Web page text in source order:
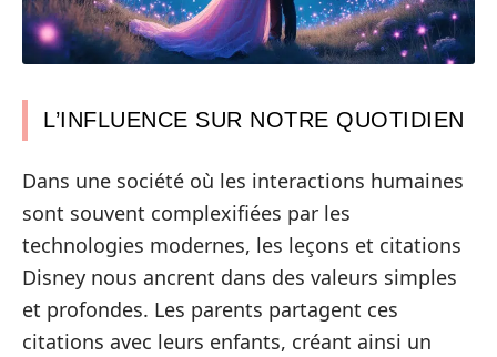
L’INFLUENCE SUR NOTRE QUOTIDIEN
Dans une société où les interactions humaines
sont souvent complexifiées par les
technologies modernes, les leçons et citations
Disney nous ancrent dans des valeurs simples
et profondes. Les parents partagent ces
citations avec leurs enfants, créant ainsi un